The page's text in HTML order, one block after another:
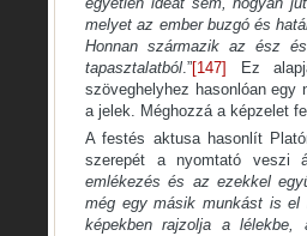
melyet az ember buzgó és
Honnan származik az ész
tapasztalatból.”[147]
Ez
szöveghelyhez hasonlóan egy
a jelek. Méghozzá a képzelet
A festés aktusa hasonlít
szerepét a nyomtató veszi
emlékezés és az ezekkel
még egy másik munkást is
képekben rajzolja a lélekbe,